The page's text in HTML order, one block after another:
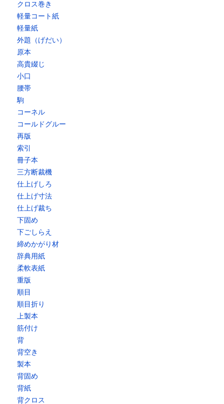
クロス巻き
軽量コート紙
軽量紙
外題（げだい）
原本
高貴綴じ
小口
腰帯
駒
コーネル
コールドグルー
再版
索引
冊子本
三方断裁機
仕上げしろ
仕上げ寸法
仕上げ裁ち
下固め
下ごしらえ
締めかがり材
辞典用紙
柔軟表紙
重版
順目
順目折り
上製本
筋付け
背
背空き
製本
背固め
背紙
背クロス